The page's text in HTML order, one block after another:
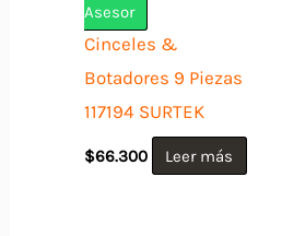
Asesor
Cinceles &
Botadores 9 Piezas
117194 SURTEK
$66.300 Leer más